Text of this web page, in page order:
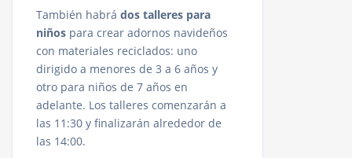
También habrá dos talleres para
niños para crear adornos navideños
con materiales reciclados: uno
dirigido a menores de 3 a 6 años y
otro para niños de 7 años en
adelante. Los talleres comenzarán a
las 11:30 y finalizarán alrededor de
las 14:00.